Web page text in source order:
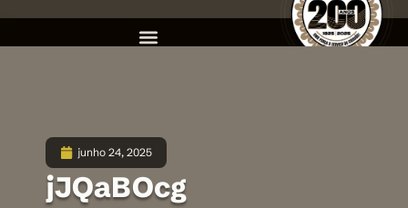
junho 24, 2025
jJQaBOcg